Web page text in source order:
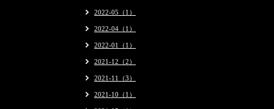
2022-05（1）
2022-04（1）
2022-01（1）
2021-12（2）
2021-11（3）
2021-10（1）